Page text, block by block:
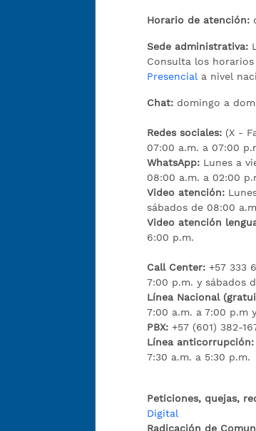
Horario de atención:
Sede administrativa:
Consulta los
Presencial a nivel
Chat: domingo a
Redes sociales: (X -
07:00 a.m. a 07:00
WhatsApp: Lunes a
08:00 a.m. a 02:00
Video atención:
sábados de 08:00
Video atención
6:00 p.m.
Call Center:+57 333
7:00 p.m. y sábados
Línea Nacional
7:00 a.m. a 7:00 p.m
PBX:+57 (601) 382-
Línea
7:30 a.m. a 5:30 p.m.
Peticiones, quejas,
Digital
Radicación de